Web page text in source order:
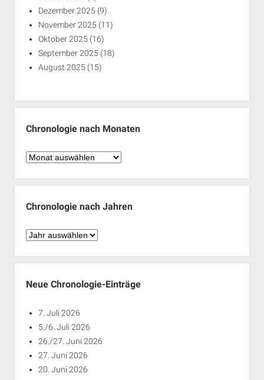
Dezember 2025 (9)
November 2025 (11)
Oktober 2025 (16)
September 2025 (18)
August 2025 (15)
Chronologie nach Monaten
Chronologie
Monaten
Chronologie nach Jahren
Chronologie
Jahren
Neue Chronologie-Einträge
7. Juli 2026
5./6. Juli 2026
26./27. Juni 2026
27. Juni 2026
20. Juni 2026